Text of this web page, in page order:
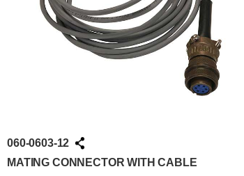
060-0603-12
MATING CONNECTOR WITH CABLE